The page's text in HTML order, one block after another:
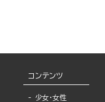
コンテンツ
少女・女性